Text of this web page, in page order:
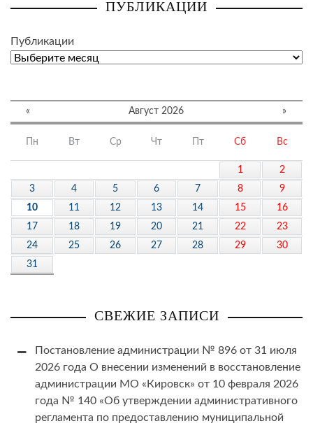
ПУБЛИКАЦИИ
Публикации
« Август 2026 »
Пн Вт Ср Чт Пт Сб Вс
1
2
3
4 5 6 7 8
9
10
11 12 13 14 15
16
17
18 19 20 21 22
23
24
25 26 27 28 29
30
31
СВЕЖИЕ ЗАПИСИ
Постановление администрации № 896 от 31 июля
2026 года О внесении изменений в восстановление
администрации МО «Кировск» от 10 февраля 2026
года № 140 «Об утверждении административного
регламента по предоставлению муниципальной